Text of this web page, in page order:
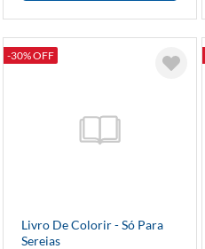
-30% OFF
Livro De Colorir - Só Para
Sereias